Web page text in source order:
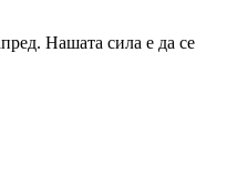
Нашата сила е да се